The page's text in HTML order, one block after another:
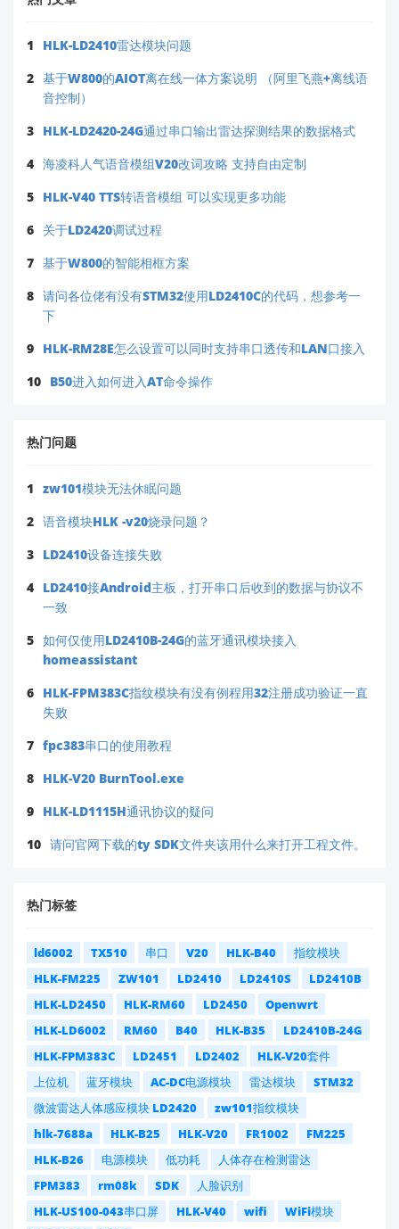
术文档：
下载HLK-AS201-9完整资料：
🔗
（搜索型号获取数据手册、通信协议及示例代码）
若问题仍未解决：
请将原始数据样本、转换代码片段
图整理后发送至技术支持邮箱：
我们的技术团队将针对性分析算法差异并提供指
导。
💡温馨提示：对于新手开发者，建议优先使用官方
发难度。您对物联网设备的热情值得肯定，遇到技
1
HLK-LD2410雷达模块问题
2 基于W800的AIOT离在线一体方案说明 （阿里飞燕+离线语
音控制）
3 HLK-LD2420-24G通过串口输出雷达探测结果的数据格式
4 海凌科人气语音模组V20改词攻略 支持自由定制
5 HLK-V40 TTS转语音模组 可以实现更多功能
6 关于LD2420调试过程
7 基于W800的智能相框方案
8 请问各位佬有没有STM32使用LD2410C的代码，想参考一
下
9 HLK-RM28E怎么设置可以同时支持串口透传和LAN口接入
10 B50进入如何进入AT命令操作
热门问题
1 zw101模块无法休眠问题
2 语音模块HLK -v20烧录问题？
3 LD2410设备连接失败
4 LD2410接Android主板，打开串口后收到的数据与协议不
一致
5 如何仅使用LD2410B-24G的蓝牙通讯模块接入
homeassistant
6 HLK-FPM383C指纹模块有没有例程用32注册成功验证一直
失败
7 fpc383串口的使用教程
8 HLK-V20 BurnTool.exe
9 HLK-LD1115H通讯协议的疑问
10 请问官网下载的ty SDK文件夹该用什么来打开工程文件。
热门标签
ld6002 TX510 串口 V20 HLK-B40
指纹模块
HLK-FM225
ZW101 LD2410 LD2410S
LD2410B
HLK-LD2450
HLK-RM60 LD2450
Openwrt
HLK-LD6002
RM60 B40 HLK-B35
LD2410B-24G
HLK-FPM383C
LD2451 LD2402
HLK-V20套件
上位机
蓝牙模块 AC-DC电源模块 雷达模块
STM32
微波雷达人体感应模块 LD2420
zw101指纹模块
hlk-7688a
HLK-B25 HLK-V20 FR1002
FM225
HLK-B26
电源模块 低功耗
人体存在检测雷达
FPM383
rm08k SDK
人脸识别
HLK-US100-043串口屏
HLK-V40 wifi
WiFi模块